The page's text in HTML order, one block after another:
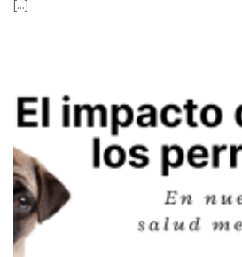
[...]